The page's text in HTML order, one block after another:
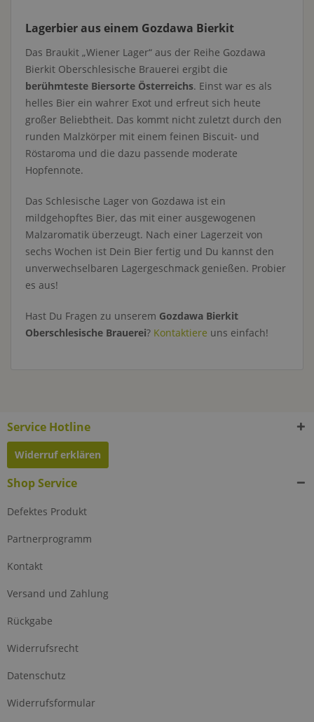
Lagerbier aus einem Gozdawa Bierkit
Das Braukit „Wiener Lager“ aus der Reihe Gozdawa
Bierkit Oberschlesische Brauerei ergibt die
berühmteste Biersorte Österreichs. Einst war es als
helles Bier ein wahrer Exot und erfreut sich heute
großer Beliebtheit. Das kommt nicht zuletzt durch den
runden Malzkörper mit einem feinen Biscuit- und
Röstaroma und die dazu passende moderate
Hopfennote.
Das Schlesische Lager von Gozdawa ist ein
mildgehopftes Bier, das mit einer ausgewogenen
Malzaromatik überzeugt. Nach einer Lagerzeit von
sechs Wochen ist Dein Bier fertig und Du kannst den
unverwechselbaren Lagergeschmack genießen. Probier
es aus!
Hast Du Fragen zu unserem Gozdawa Bierkit
Oberschlesische Brauerei? Kontaktiere uns einfach!
Service Hotline
Widerruf erklären
Shop Service
Defektes Produkt
Partnerprogramm
Kontakt
Versand und Zahlung
Rückgabe
Widerrufsrecht
Datenschutz
Widerrufsformular